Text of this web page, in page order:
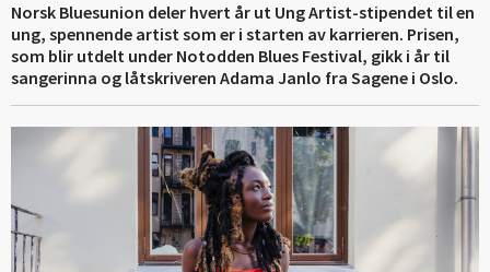
Norsk Bluesunion deler hvert år ut Ung Artist-stipendet til en
ung, spennende artist som er i starten av karrieren. Prisen,
som blir utdelt under Notodden Blues Festival, gikk i år til
sangerinna og låtskriveren Adama Janlo fra Sagene i Oslo.